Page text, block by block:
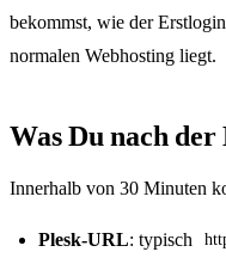
bekommst, wie der
normalen Webhosting liegt.
Was Du nach
Innerhalb von 30 Minuten
Plesk-URL: typisch